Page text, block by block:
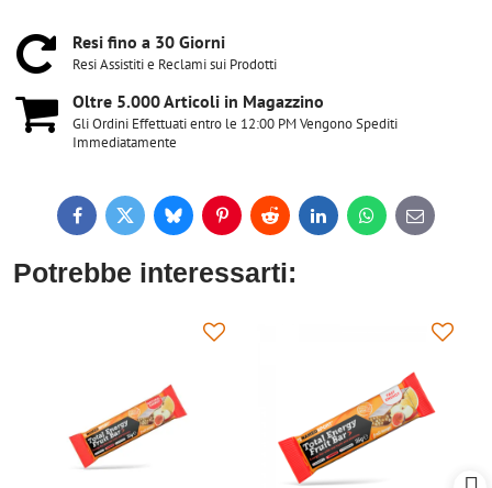
Resi fino a 30 Giorni
Resi Assistiti e Reclami sui Prodotti
Oltre 5​.000 Articoli in Magazzino
Gli Ordini Effettuati entro le 12:00 PM Vengono Spediti
Immediatamente
FacebookTwitterBlueskyPinterestReddit LinkedInWhatsApp
E-
mail
Potrebbe interessarti: